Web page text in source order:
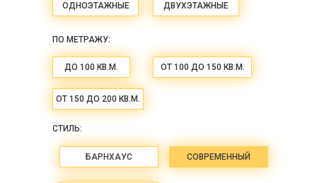
ПО МЕТРАЖУ:
ОДНОЭТАЖНЫЕ ДВУХЭТАЖНЫЕ
ДО 100 КВ.М. ОТ 100 ДО 150 КВ.М.
ОТ 150 ДО 200 КВ.М.
СТИЛЬ:
БАРНХАУС СОВРЕМЕННЫЙ